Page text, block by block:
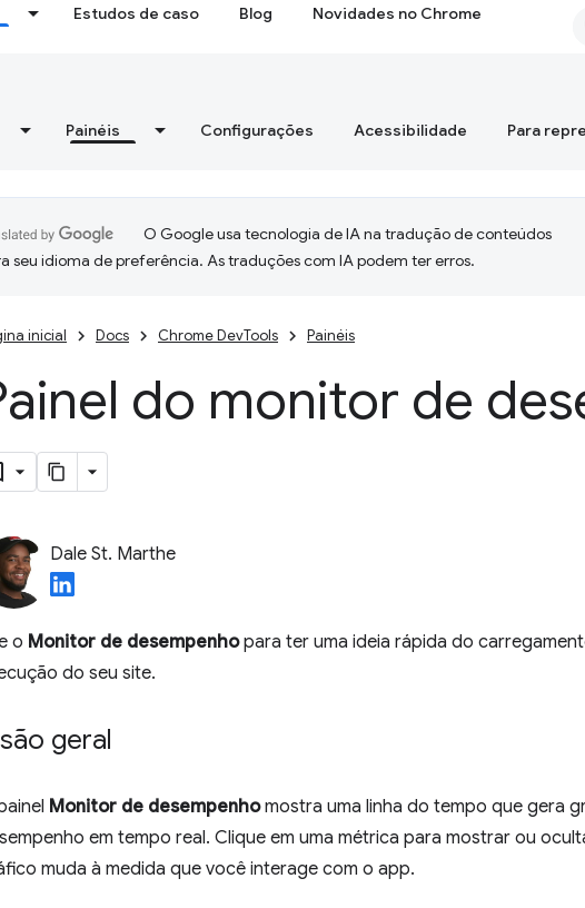
Estudos de caso Blog Novidades no Chrome
Painéis Configurações Acessibilidade Para
O Google usa tecnologia de IA na tradução de conteúdos
seu idioma de preferência. As traduções com IA podem ter erros.
inicial Docs Chrome DevTools Painéis
do monitor de
Dale St. Marthe
o Monitor de desempenhopara ter uma ideia rápida do
do seu site.
geral
Monitor de desempenhomostra uma linha do tempo que gera
em tempo real. Clique em uma métrica para mostrar ou
muda à medida que você interage com o app.